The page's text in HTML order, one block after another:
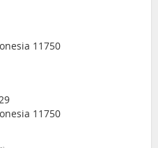
11750
11750